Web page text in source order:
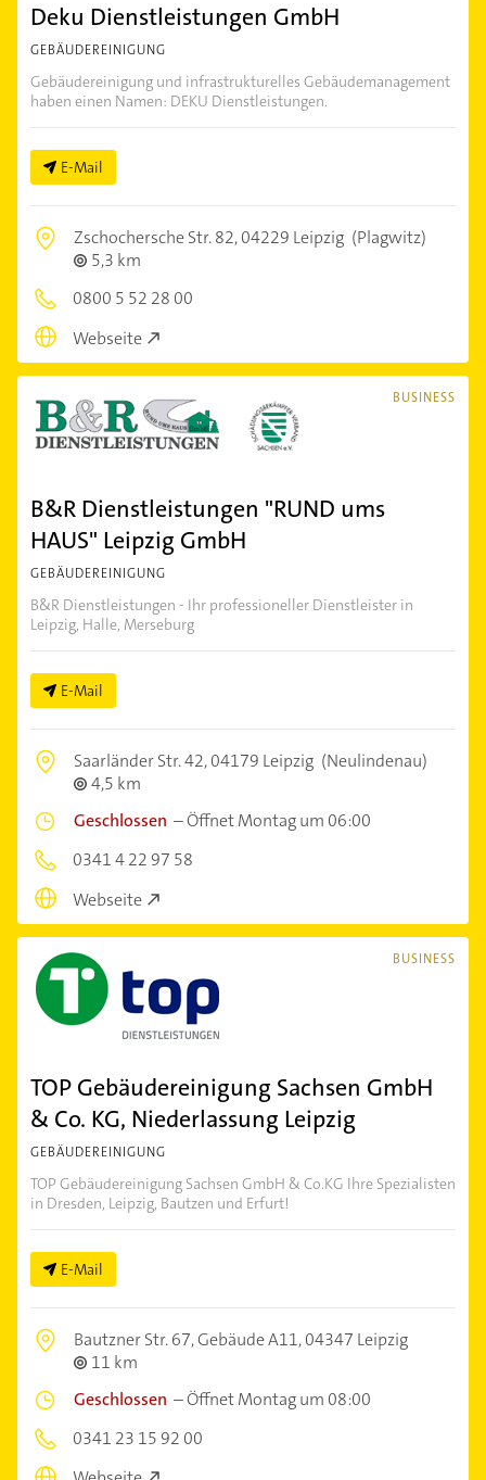
Deku Dienstleistungen GmbH
GEBÄUDEREINIGUNG
Gebäudereinigung und infrastrukturelles Gebäudemanagement
haben einen Namen: DEKU Dienstleistungen.
E-Mail
Zschochersche Str. 82,04229 Leipzig (Plagwitz)
5,3 km
0800 5 52 28 00
Webseite
BUSINESS
B&R Dienstleistungen "RUND ums
HAUS" Leipzig GmbH
GEBÄUDEREINIGUNG
B&R Dienstleistungen - Ihr professioneller Dienstleister in
Leipzig, Halle, Merseburg
E-Mail
Saarländer Str. 42,04179 Leipzig (Neulindenau)
4,5 km
Geschlossen –Öffnet Montag um 06:00
0341 4 22 97 58
Webseite
BUSINESS
TOP Gebäudereinigung Sachsen GmbH
& Co. KG, Niederlassung Leipzig
GEBÄUDEREINIGUNG
TOP Gebäudereinigung Sachsen GmbH & Co.KG Ihre Spezialisten
in Dresden, Leipzig, Bautzen und Erfurt!
E-Mail
Bautzner Str. 67, Gebäude A11,04347 Leipzig
11 km
Geschlossen –Öffnet Montag um 08:00
0341 23 15 92 00